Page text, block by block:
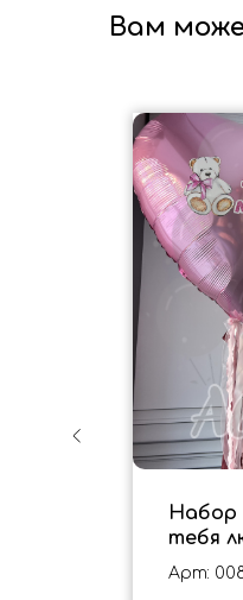
Вам
Набор
тебя
Арт: